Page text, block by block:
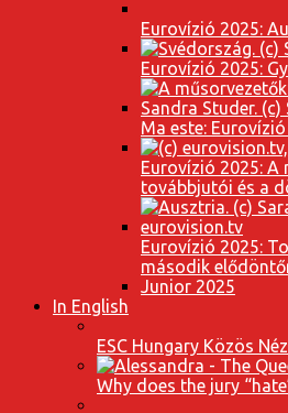
Eurovízió 2025:
Eurovízió 2025:
Ma este:
Eurovízió 2025:
továbbjutói és a
Eurovízió 2025:
második
Junior 2025
In English
ESC Hungary Közös
Why does the jury